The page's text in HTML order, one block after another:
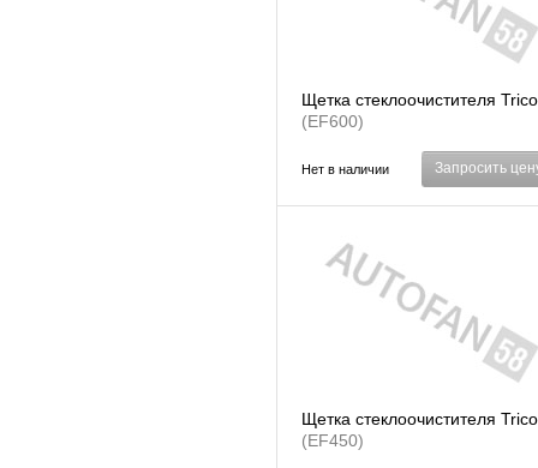
Щетка стеклоочистителя Trico
(EF600)
Нет в наличии Запросить
Щетка стеклоочистителя Trico
(EF450)